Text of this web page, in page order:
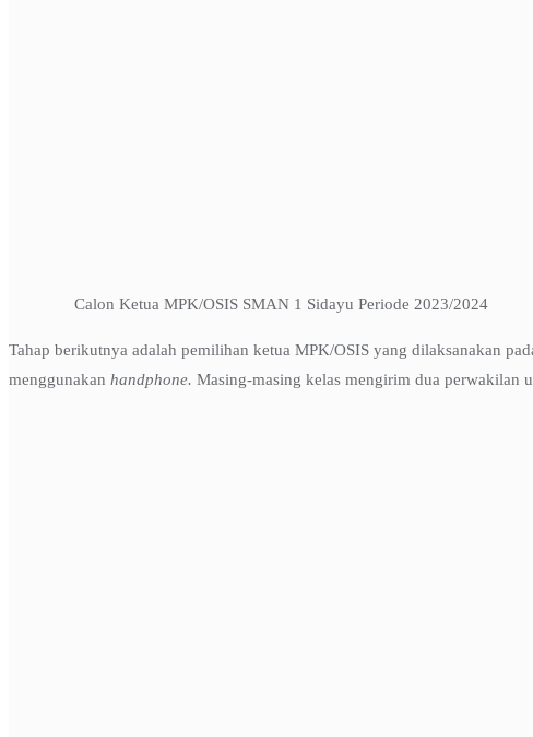
Calon Ketua MPK/OSIS SMAN 1 Sidayu Periode 2023/2024
Tahap berikutnya adalah pemilihan ketua MPK/OSIS yang dilaksanakan
menggunakan handphone. Masing-masing kelas mengirim dua perwakilan